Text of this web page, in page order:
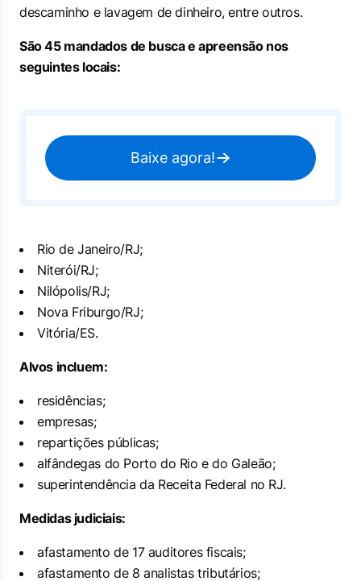
descaminho e lavagem de dinheiro, entre outros.
São 45 mandados de busca e apreensão nos
seguintes locais:
Baixe agora!
Rio de Janeiro/RJ;
Niterói/RJ;
Nilópolis/RJ;
Nova Friburgo/RJ;
Vitória/ES.
Alvos incluem:
residências;
empresas;
repartições públicas;
alfândegas do Porto do Rio e do Galeão;
superintendência da Receita Federal no RJ.
Medidas judiciais:
afastamento de 17 auditores fiscais;
afastamento de 8 analistas tributários;